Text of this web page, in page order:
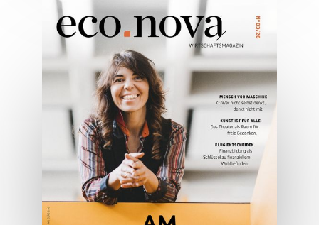
05/2026
Spezial: Architektur &
Lifestyle Mai 2026
JETZT BESTELLEN
ONLINE LESEN